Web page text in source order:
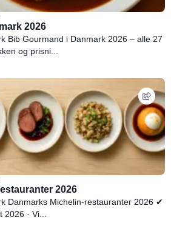
2026
Bib Gourmand i Danmark 2026 – alle 27
og prisni...
2026
Danmarks Michelin-restauranter 2026 ✔
· Vi...